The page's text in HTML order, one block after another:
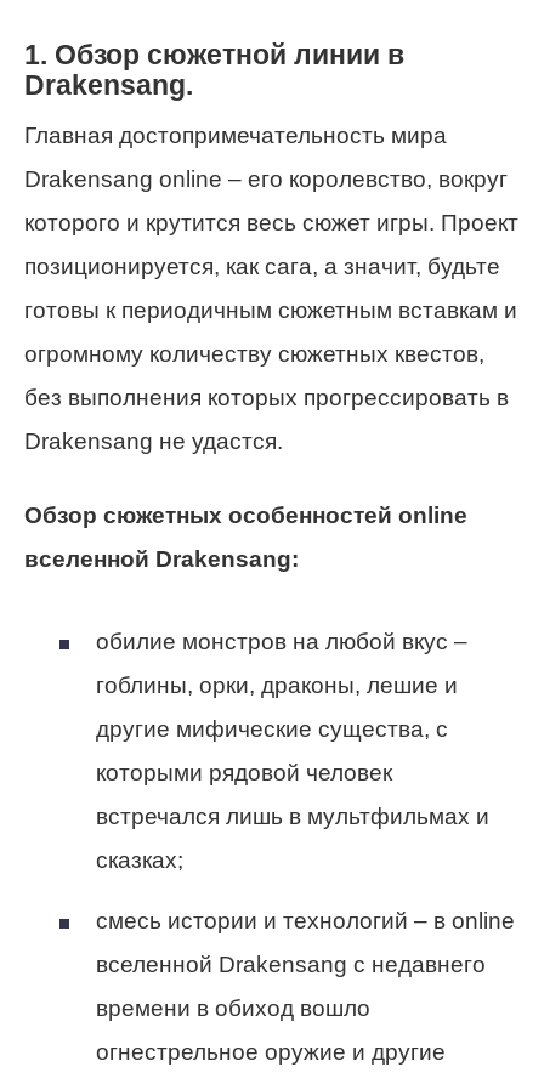
1. Обзор сюжетной линии в
Drakensang.
Главная достопримечательность мира
Drakensang online – его королевство, вокруг
которого и крутится весь сюжет игры. Проект
позиционируется, как сага, а значит, будьте
готовы к периодичным сюжетным вставкам и
огромному количеству сюжетных квестов,
без выполнения которых прогрессировать в
Drakensang не удастся.
Обзор сюжетных особенностей online
вселенной Drakensang:
обилие монстров на любой вкус –
гоблины, орки, драконы, лешие и
другие мифические существа, с
которыми рядовой человек
встречался лишь в мультфильмах и
сказках;
смесь истории и технологий – в online
вселенной Drakensang с недавнего
времени в обиход вошло
огнестрельное оружие и другие